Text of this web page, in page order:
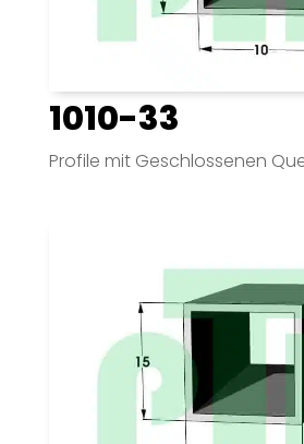
1010-33
Profile mit Geschlossenen